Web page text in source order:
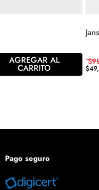
AGREGAR AL
CARRITO
$
$49,
Pago seguro